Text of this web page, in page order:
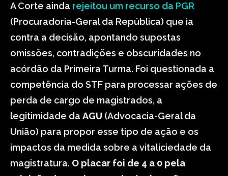
A Corte ainda rejeitou um recurso da PGR
(Procuradoria-Geral da República) que ia
contra a decisão, apontando supostas
omissões, contradições e obscuridades no
acórdão da Primeira Turma. Foi questionada a
competência do STF para processar ações de
perda de cargo de magistrados, a
legitimidade da AGU (Advocacia-Geral da
União) para propor esse tipo de ação e os
impactos da medida sobre a vitaliciedade da
magistratura. O placar foi de 4 a 0 pela